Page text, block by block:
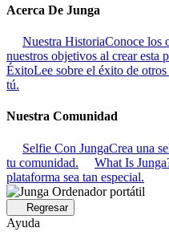
Acerca De Junga
Nuestra HistoriaConoce los
nuestros objetivos al crear esta
ÉxitoLee sobre el éxito de
tú.
Nuestra Comunidad
Selfie Con JungaCrea una
tu comunidad.
What Is
plataforma sea tan especial.
Regresar
Ayuda